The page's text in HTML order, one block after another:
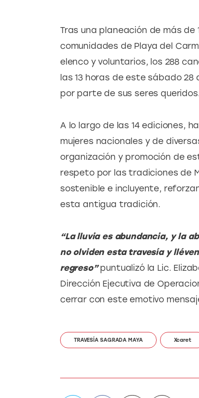
Tras una planeación de más de
comunidades de Playa del
elenco y voluntarios, los 288
las 13 horas de este sábado
por parte de sus seres
A lo largo de las 14 ediciones,
mujeres nacionales y de
organización y promoción de
respeto por las tradiciones de
sostenible e incluyente,
esta antigua tradición.
“La lluvia es abundancia, y la
no olviden esta travesía y
regreso” puntualizó la Lic.
Dirección Ejecutiva de
cerrar con este emotivo
TRAVESÍA SAGRADA MAYA Xcaret